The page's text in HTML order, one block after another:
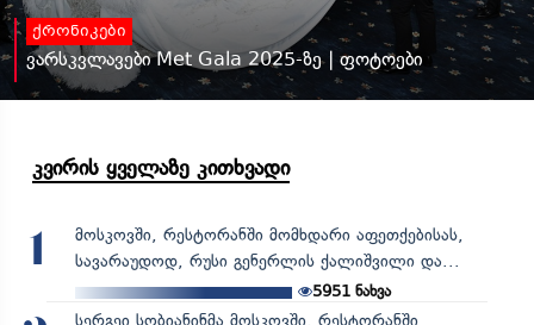
ქრონიკები
ვარსკვლავები Met Gala 2025-ზე | ფოტოები
კვირის ყველაზე კითხვადი
1
მოსკოვში, რესტორანში მომხდარი აფეთქებისას,
სავარაუდოდ, რუსი გენერლის ქალიშვილი და...
5951 ნახვა
სერგეი სობიანინმა მოსკოვში, რესტორანში